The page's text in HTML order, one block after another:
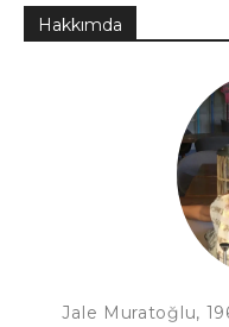
Hakkımda
Jale Muratoğlu,